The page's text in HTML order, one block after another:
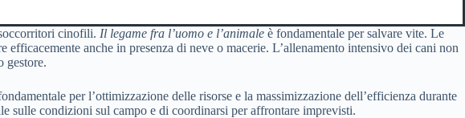
cinofili. Il legame fra l’uomo e l’animale è fondamentale per salvare vite. Le
anche in presenza di neve o macerie. L’allenamento intensivo dei cani non
gestore.
per l’ottimizzazione delle risorse e la massimizzazione dell’efficienza durante
sulle condizioni sul campo e di coordinarsi per affrontare imprevisti.